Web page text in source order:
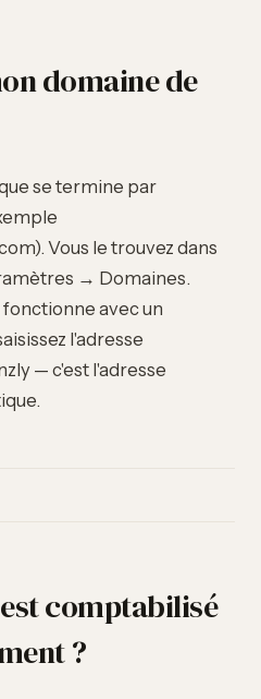
domaine de
se termine par
Vous le trouvez dans
→ Domaines.
avec un
l'adresse
— c'est l'adresse
comptabilisé
?